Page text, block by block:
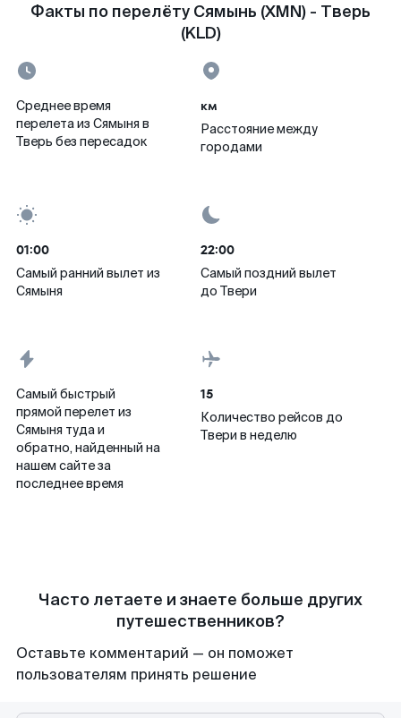
Факты по перелёту Сямынь (XMN) - Тверь
(KLD)
Среднее время
перелета из Сямыня в
Тверь без пересадок
км
Расстояние между
городами
01:00
Самый ранний вылет из
Сямыня
22:00
Самый поздний вылет
до Твери
Самый быстрый
прямой перелет из
Сямыня туда и
обратно, найденный на
нашем сайте за
последнее время
15
Количество рейсов до
Твери в неделю
Часто летаете и знаете больше других
путешественников?
Оставьте комментарий — он поможет
пользователям принять решение